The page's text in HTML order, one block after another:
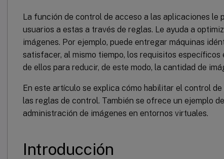
La función de control de acceso a las aplicaciones le
usuarios a estas a través de reglas. Le ayuda a
imágenes. Por ejemplo, puede entregar máquinas
satisfacer, al mismo tiempo, los requisitos
de ellos para reducir, de este modo, la cantidad de
En este artículo se explica cómo habilitar el control
las reglas de control. También se ofrece un ejemplo
administración de imágenes en entornos virtuales.
Introducción